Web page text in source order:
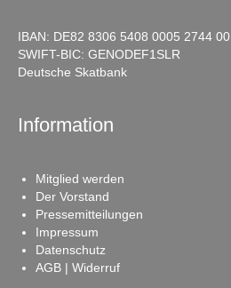
IBAN: DE82 8306 5408 0005 2744 00
SWIFT-BIC: GENODEF1SLR
Deutsche Skatbank
Information
Mitglied werden
Der Vorstand
Pressemitteilungen
Impressum
Datenschutz
AGB | Widerruf